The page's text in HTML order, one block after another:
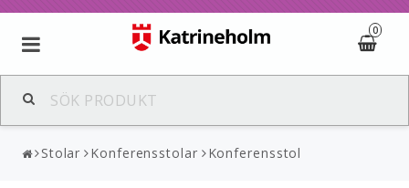
0
Stolar Konferensstolar Konferensstol